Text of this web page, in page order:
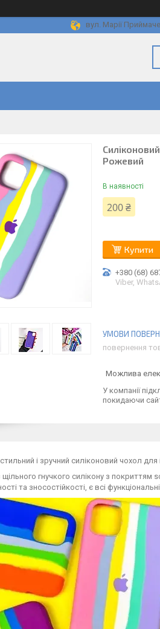
вул. Марії
Рожевий
В наявності
200 ₴
Купити
+380 (68)
Viber,
повернення
У компанії
покидаючи
і зручний силіконовий чохол
гнучкого силікону з
та зносостійкості, є всі